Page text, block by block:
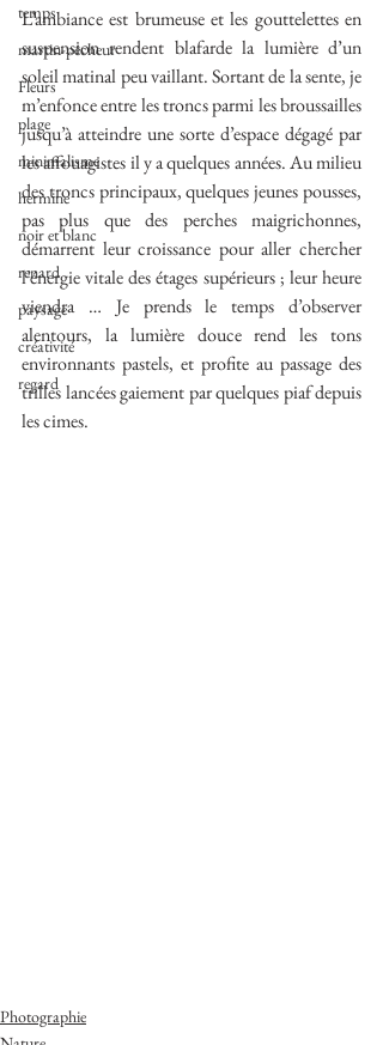
temps
martin-pêcheur
Fleurs
plage
minimalisme
hermine
noir et blanc
renard
paysage
créativité
regard
L’ambiance est brumeuse et les gouttelettes en
suspension rendent blafarde la lumière d’un
soleil matinal peu vaillant. Sortant de la sente, je
m’enfonce entre les troncs parmi les broussailles
jusqu’à atteindre une sorte d’espace dégagé par
les affouagistes il y a quelques années. Au milieu
des troncs principaux, quelques jeunes pousses,
pas plus que des perches maigrichonnes,
démarrent leur croissance pour aller chercher
l’énergie vitale des étages supérieurs ; leur heure
viendra … Je prends le temps d’observer
alentours, la lumière douce rend les tons
environnants pastels, et profite au passage des
trilles lancées gaiement par quelques piaf depuis
les cimes.
Photographie